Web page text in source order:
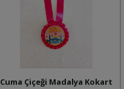
Cuma Çiçeği Madalya Kokart